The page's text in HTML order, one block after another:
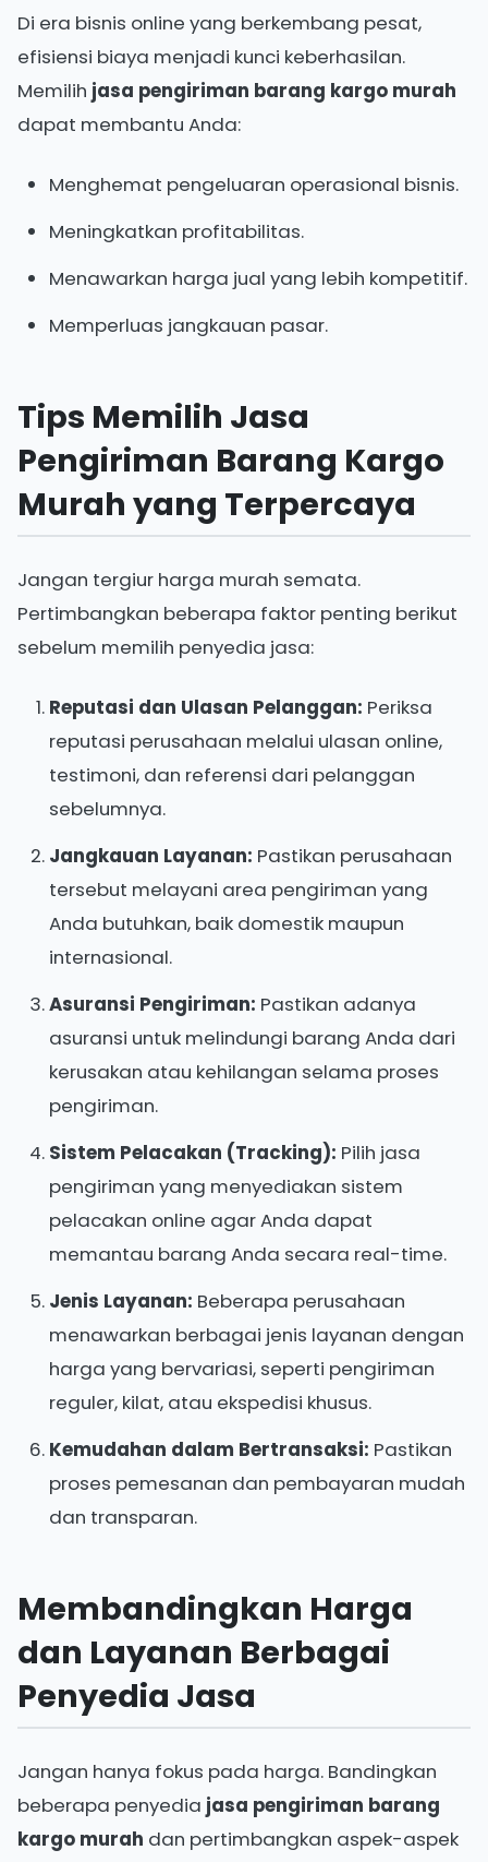
Di era bisnis online yang berkembang pesat,
efisiensi biaya menjadi kunci keberhasilan.
Memilih jasa pengiriman barang kargo murah
dapat membantu Anda:
Menghemat pengeluaran operasional bisnis.
Meningkatkan profitabilitas.
Menawarkan harga jual yang lebih kompetitif.
Memperluas jangkauan pasar.
Tips Memilih Jasa
Pengiriman Barang Kargo
Murah yang Terpercaya
Jangan tergiur harga murah semata.
Pertimbangkan beberapa faktor penting berikut
sebelum memilih penyedia jasa:
Reputasi dan Ulasan Pelanggan: Periksa
reputasi perusahaan melalui ulasan online,
testimoni, dan referensi dari pelanggan
sebelumnya.
Jangkauan Layanan: Pastikan perusahaan
tersebut melayani area pengiriman yang
Anda butuhkan, baik domestik maupun
internasional.
Asuransi Pengiriman: Pastikan adanya
asuransi untuk melindungi barang Anda dari
kerusakan atau kehilangan selama proses
pengiriman.
Sistem Pelacakan (Tracking): Pilih jasa
pengiriman yang menyediakan sistem
pelacakan online agar Anda dapat
memantau barang Anda secara real-time.
Jenis Layanan: Beberapa perusahaan
menawarkan berbagai jenis layanan dengan
harga yang bervariasi, seperti pengiriman
reguler, kilat, atau ekspedisi khusus.
Kemudahan dalam Bertransaksi: Pastikan
proses pemesanan dan pembayaran mudah
dan transparan.
Membandingkan Harga
dan Layanan Berbagai
Penyedia Jasa
Jangan hanya fokus pada harga. Bandingkan
beberapa penyedia jasa pengiriman barang
kargo murah dan pertimbangkan aspek-aspek